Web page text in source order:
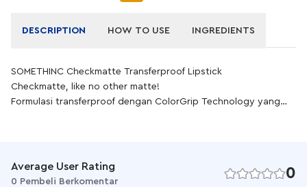
DESCRIPTION HOW TO USE INGREDIENTS
SOMETHINC Checkmatte Transferproof Lipstick
Checkmatte, like no other matte!
Formulasi transferproof dengan ColorGrip Technology yang
Checkmatte Transferproof Lipstick mampu blur garis & kerutan
bibir, super ringan & tidak lengket di bibir. Feels like nothing,
Average User Rating
0 Pembeli Berkomentar 0